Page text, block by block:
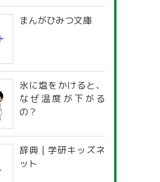
まんがひみつ文庫
氷に塩をかけると、
なぜ温度が下がる
の？
辞典 | 学研キッズネ
ット